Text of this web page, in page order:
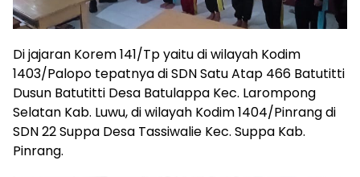
Di jajaran Korem 141/Tp yaitu di wilayah Kodim
1403/Palopo tepatnya di SDN Satu Atap 466 Batutitti
Dusun Batutitti Desa Batulappa Kec. Larompong
Selatan Kab. Luwu, di wilayah Kodim 1404/Pinrang di
SDN 22 Suppa Desa Tassiwalie Kec. Suppa Kab.
Pinrang.